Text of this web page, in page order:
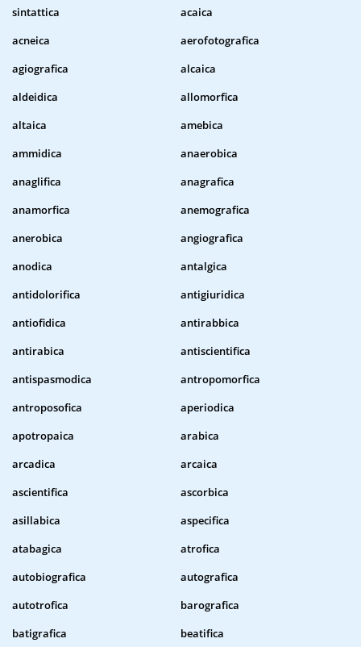
sintattica
acaica
acneica
aerofotografica
agiografica
alcaica
aldeidica
allomorfica
altaica
amebica
ammidica
anaerobica
anaglifica
anagrafica
anamorfica
anemografica
anerobica
angiografica
anodica
antalgica
antidolorifica
antigiuridica
antiofidica
antirabbica
antirabica
antiscientifica
antispasmodica
antropomorfica
antroposofica
aperiodica
apotropaica
arabica
arcadica
arcaica
ascientifica
ascorbica
asillabica
aspecifica
atabagica
atrofica
autobiografica
autografica
autotrofica
barografica
batigrafica
beatifica